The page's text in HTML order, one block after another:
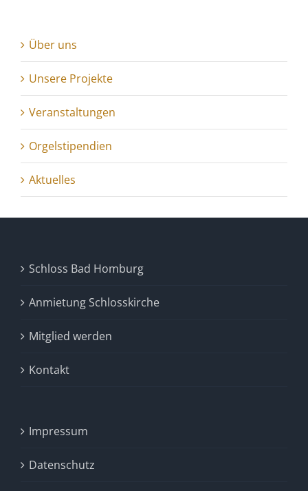
Über uns
Unsere Projekte
Veranstaltungen
Orgelstipendien
Aktuelles
Schloss Bad Homburg
Anmietung Schlosskirche
Mitglied werden
Kontakt
Impressum
Datenschutz